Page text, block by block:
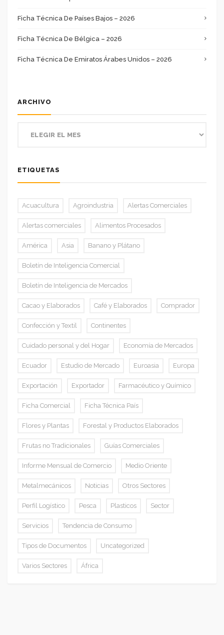
Ficha Técnica De Países Bajos – 2026
Ficha Técnica De Bélgica – 2026
Ficha Técnica De Emiratos Árabes Unidos – 2026
ARCHIVO
ETIQUETAS
Acuacultura Agroindustria Alertas Comerciales
Alertas comerciales Alimentos Procesados
América Asia Banano y Plátano
Boletín de Inteligencia Comercial
Boletín de Inteligencia de Mercados
Cacao y Elaborados Café y Elaborados Comprador
Confección y Textil Continentes
Cuidado personal y del Hogar Economía de Mercados
Ecuador Estudio de Mercado Euroasia Europa
Exportación Exportador Farmacéutico y Químico
Ficha Comercial Ficha Técnica País
Flores y Plantas Forestal y Productos Elaborados
Frutas no Tradicionales Guías Comerciales
Informe Mensual de Comercio Medio Oriente
Metalmecánicos Noticias Otros Sectores
Perfil Logístico Pesca Plasticos Sector
Servicios Tendencia de Consumo
Tipos de Documentos Uncategorized
Varios Sectores África